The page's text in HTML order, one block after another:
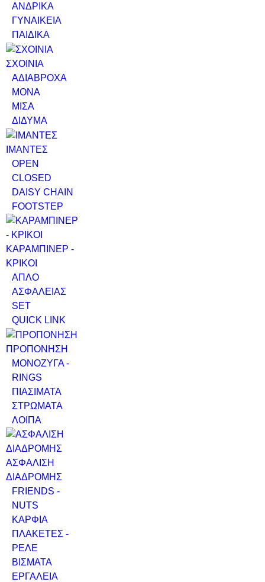
ΑΝΔΡΙΚΑ
ΓΥΝΑΙΚΕΙΑ
ΠΑΙΔΙΚΑ
ΣΧΟΙΝΙΑ
ΑΔΙΑΒΡΟΧΑ
ΜΟΝΑ
ΜΙΣΑ
ΔΙΔΥΜΑ
ΙΜΑΝΤΕΣ
OPEN
CLOSED
DAISY CHAIN
FOOTSTEP
ΚΑΡΑΜΠΙΝΕΡ -
ΚΡΙΚΟΙ
ΑΠΛΟ
ΑΣΦΑΛΕΙΑΣ
SET
QUICK LINK
ΠΡΟΠΟΝΗΣΗ
ΜΟΝΟΖΥΓΑ -
RINGS
ΠΙΑΣΙΜΑΤΑ
ΣΤΡΩΜΑΤΑ
ΛΟΙΠΑ
ΑΣΦΑΛΙΣΗ
ΔΙΑΔΡΟΜΗΣ
FRIENDS -
NUTS
ΚΑΡΦΙΑ
ΠΛΑΚΕΤΕΣ -
ΡΕΛΕ
ΒΙΣΜΑΤΑ
ΕΡΓΑΛΕΙΑ